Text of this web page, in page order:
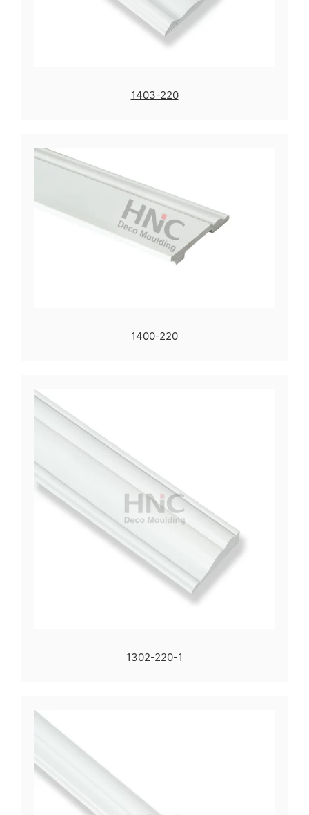
1403-220
1400-220
1302-220-1